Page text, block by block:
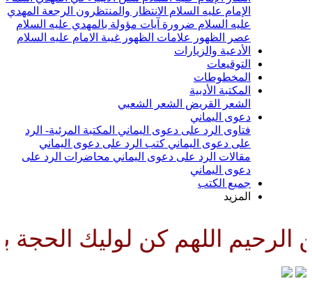
عليه السلامالانتظار والمنتظرونالرجعةالمهدي
السلام ضرورة آيات مؤولة بالمهدي عليه السلام
علامات الظهورغيبة الامام عليه السلام
والزيارات
الأدبية
الشعر الشعبي
اليماني
الرد على دعوى اليماني المكتبة المرئية- الرد
دعوى اليماني كتب الرد على دعوى اليماني
الرد على دعوى اليماني محاضرات الرد على
كن لوليك الحجة بن الحسن